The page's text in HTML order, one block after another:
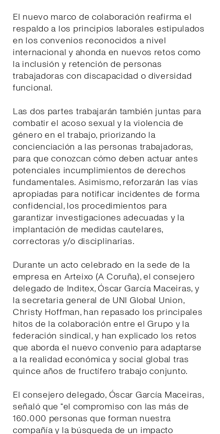
El nuevo marco de colaboración reafirma el
respaldo a los principios laborales estipulados
en los convenios reconocidos a nivel
internacional y ahonda en nuevos retos como
la inclusión y retención de personas
trabajadoras con discapacidad o diversidad
funcional.
Las dos partes trabajarán también juntas para
combatir el acoso sexual y la violencia de
género en el trabajo, priorizando la
concienciación a las personas trabajadoras,
para que conozcan cómo deben actuar antes
potenciales incumplimientos de derechos
fundamentales. Asimismo, reforzarán las vías
apropiadas para notificar incidentes de forma
confidencial, los procedimientos para
garantizar investigaciones adecuadas y la
implantación de medidas cautelares,
correctoras y/o disciplinarias.
Durante un acto celebrado en la sede de la
empresa en Arteixo (A Coruña), el consejero
delegado de Inditex, Óscar García Maceiras, y
la secretaria general de UNI Global Union,
Christy Hoffman, han repasado los principales
hitos de la colaboración entre el Grupo y la
federación sindical, y han explicado los retos
que aborda el nuevo convenio para adaptarse
a la realidad económica y social global tras
quince años de fructífero trabajo conjunto.
El consejero delegado, Óscar García Maceiras,
señaló que “el compromiso con las más de
160.000 personas que forman nuestra
compañía y la búsqueda de un impacto